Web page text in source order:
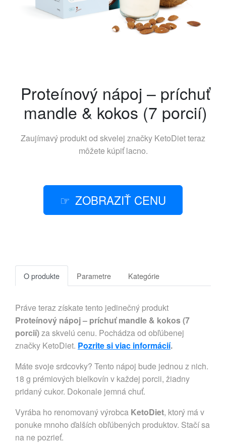
Proteínový nápoj – príchuť
mandle & kokos (7 porcií)
Zaujímavý produkt od skvelej značky KetoDietteraz
môžete kúpiť lacno.
ZOBRAZIŤ CENU
O produkte Parametre Kategórie
Práve teraz získate tento jedinečný produkt
Proteínový nápoj – príchuť mandle & kokos (7
porcií)za skvelú cenu. Pochádza od obľúbenej
značky KetoDiet. Pozrite si viac informácií.
Máte svoje srdcovky? Tento nápoj bude jednou z nich.
18 g prémiových bielkovín v každej porcii, žiadny
pridaný cukor. Dokonale jemná chuť.
Vyrába ho renomovaný výrobca KetoDiet, ktorý má v
ponuke mnoho ďalších obľúbených produktov. Stačí sa
na ne pozrieť.